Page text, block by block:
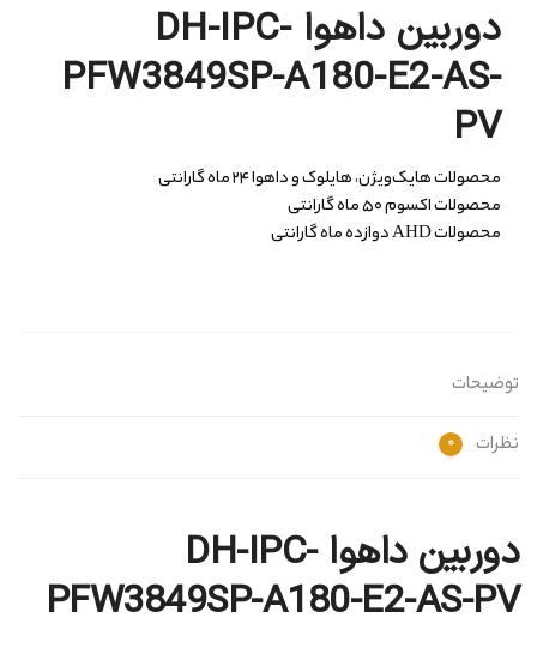
دوربین داهوا DH-IPC-
PFW3849SP-A180-E2-AS-
PV
محصولات هایک‌ویژن، هایلوک و داهوا ۲۴ ماه گارانتی
محصولات اکسوم ۵۰ ماه گارانتی
محصولات AHD دوازده ماه گارانتی
توضیحات
نظرات 0
دوربین داهوا DH-IPC-
PFW3849SP-A180-E2-AS-PV